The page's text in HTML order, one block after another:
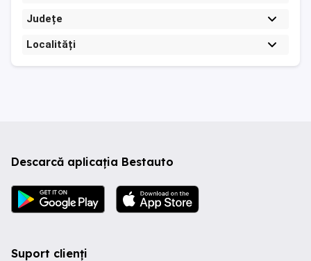
Județe
Localități
Descarcă aplicația Bestauto
Suport clienți